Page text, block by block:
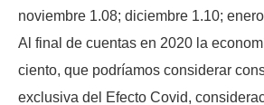
noviembre 1.08; diciembre 1.10;
Al final de cuentas en 2020 la
ciento, que podríamos considerar
exclusiva del Efecto Covid,